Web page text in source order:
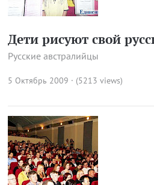
Дети рисуют свой
Русские австралийцы
5 Октябрь 2009 · (5213 views)